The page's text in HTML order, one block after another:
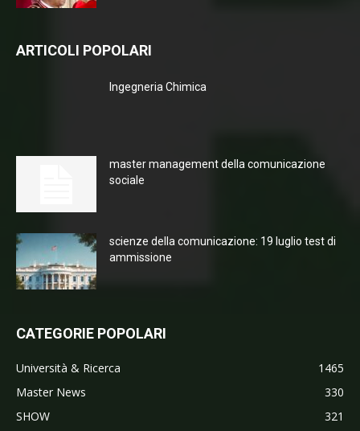
ARTICOLI POPOLARI
Ingegneria Chimica
master management della comunicazione
sociale
scienze della comunicazione: 19 luglio test di
ammissione
CATEGORIE POPOLARI
Università & Ricerca
1465
Master News
330
SHOW
321